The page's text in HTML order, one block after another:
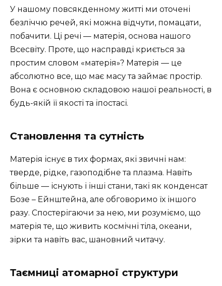
У нашому повсякденному житті ми оточені
безліччю речей, які можна відчути, помацати,
побачити. Ці речі — матерія, основа нашого
Всесвіту. Проте, що насправді криється за
простим словом «матерія»? Матерія — це
абсолютно все, що має масу та займає простір.
Вона є основною складовою нашої реальності, в
будь-якій її якості та іпостасі.
Становлення та сутність
Матерія існує в тих формах, які звичні нам:
тверде, рідке, газоподібне та плазма. Навіть
більше — існують і інші стани, такі як конденсат
Бозе – Ейнштейна, але обговоримо їх іншого
разу. Спостерігаючи за нею, ми розуміємо, що
матерія те, що живить космічні тіла, океани,
зірки та навіть вас, шановний читачу.
Таємниці атомарної структури